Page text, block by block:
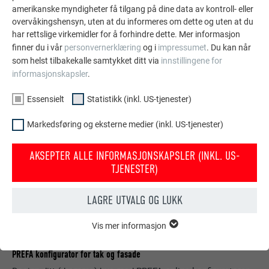
VIS FLERE REFERANSER
PREFA konfigurator for tak og fasade
amerikanske myndigheter få tilgang på dine data av kontroll- eller
overvåkingshensyn, uten at du informeres om dette og uten at du
har rettslige virkemidler for å forhindre dette. Mer informasjon
finner du i vår personvernerklæring og i impressumet. Du kan når
som helst tilbakekalle samtykket ditt via innstillingene for
informasjonskapsler.
Essensielt Statistikk (inkl. US-tjenester)
Markedsføring og eksterne medier (inkl. US-tjenester)
AKSEPTER ALLE INFORMASJONSKAPSLER (INKL. US-
TJENESTER)
LAGRE UTVALG OG LUKK
nettstedets grunnleggende funksjoner. Dermed sikres at
Vis mer informasjon